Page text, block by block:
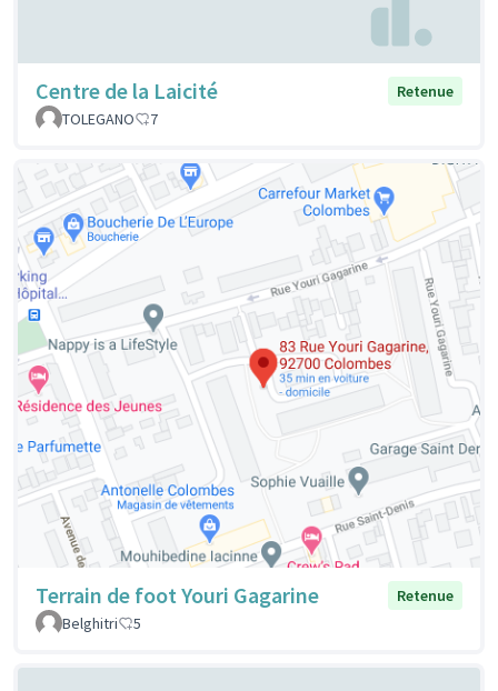
Centre de la Laicité
Retenue
TOLEGANO
7
Terrain de foot Youri Gagarine
Retenue
Belghitri
5